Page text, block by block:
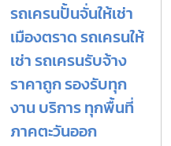
รถเครนปั้นจั่นให้เช่า
เมืองตราด รถเครนให้
เช่า รถเครนรับจ้าง
ราคาถูก รองรับทุก
งาน บริการ ทุกพื้นที่
ภาคตะวันออก